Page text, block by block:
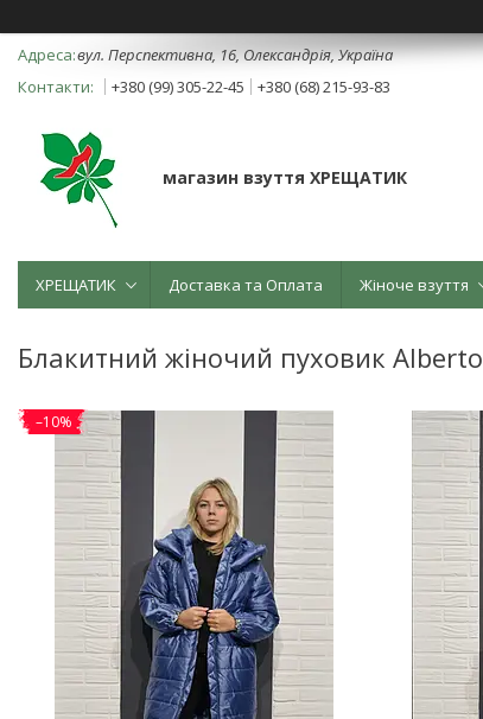
вул. Перспективна, 16, Олександрія, Україна
+380 (99) 305-22-45
+380 (68) 215-93-83
магазин взуття ХРЕЩАТИК
ХРЕЩАТИК Доставка та Оплата Жіноче взуття
Блакитний жіночий пуховик
–10%